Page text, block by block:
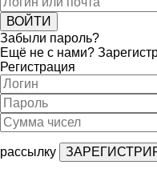
Забыли пароль?
Ещё не с нами?
Регистрация
рассылку